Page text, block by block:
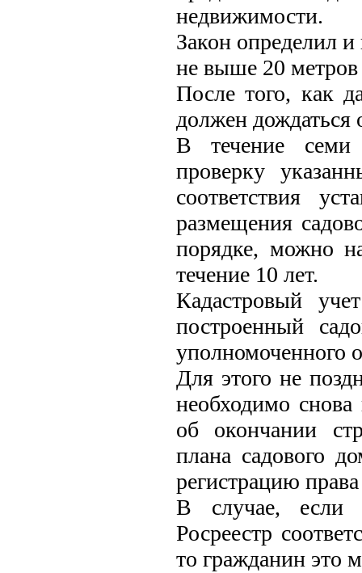
недвижимости.
Закон определил
не выше 20
После того, как
должен дождаться
В течение семи
проверку
соответствия
размещения
порядке, можно
течение 10 лет.
Кадастровый
построенный
уполномоченного
Для этого не
необходимо
об окончании
плана садового
регистрацию
В случае, если
Росреестр
то гражданин это